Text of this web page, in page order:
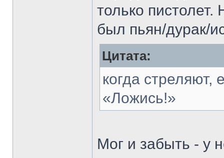
только
был пьян/дурак/
Цитата:
когда стреляют,
«Ложись!»
Мог и забыть - у